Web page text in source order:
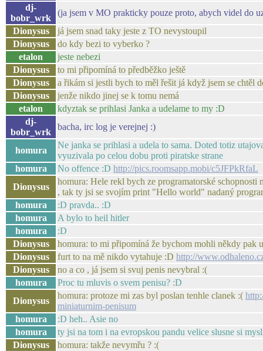
dj-
bobr_wrk
(ja jsem v MO prakticky pouze proto, abych videl do
Dionysus
já jsem snad taky jeste z TO nevystoupil
Dionysus
do kdy bezi to vyberko ?
etalon
jeste nebezi
Dionysus
to mi připomíná to předběžko ještě
Dionysus
a řikám si jestli bych to měl řešit já když jsem se chtěl
Dionysus
jenže nikdo jinej se k tomu nemá
etalon
kdyztak se prihlasi Janka a udelame to my :D
dj-
bobr_wrk
bacha, irc log je verejnej :)
homura
Ne janka se prihlasi a udela to sama. Doted totiz
vyuzivala po celou dobu proti piratske strane
homura
No offence :D http://pics.roomsapp.mobi/c5JFPkRfaL
Dionysus
homura: Hele rekl bych ze programatorské
, tak ty jsi se svojím print "Hello world" nadaný
homura
:D pravda.. :D
homura
A bylo to heil hitler
homura
:D
Dionysus
homura: to mi připomíná že bychom mohli někdy pak
Dionysus
furt to na mě nikdo vytahuje :D http://
Dionysus
no a co , já jsem si svuj penis nevybral :(
homura
Proc tu mluvis o svem penisu? :D
Dionysus
homura: protoze mi zas byl poslan tenhle clanek :(
miniaturnim-penisum
homura
:D heh.. Asie no
homura
ty jsi na tom i na evropskou pandu velice slusne si
Dionysus
homura: takže nevymřu ? :(